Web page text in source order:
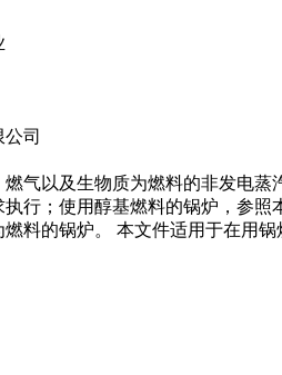
司
气以及生物质为燃料的非发电
行；使用醇基燃料的锅炉，参
料的锅炉。 本文件适用于在用